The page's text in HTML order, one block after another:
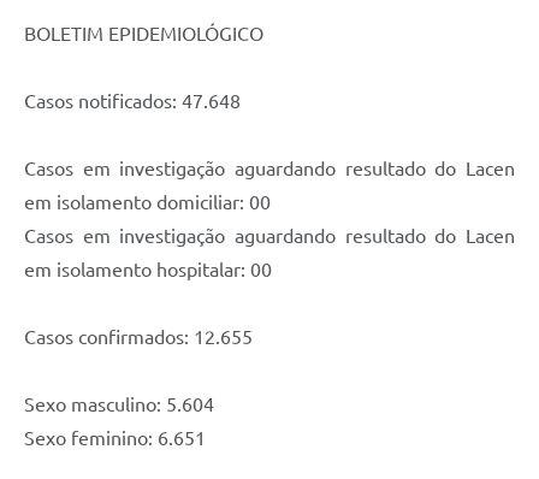
BOLETIM EPIDEMIOLÓGICO
Casos notificados: 47.648
Casos em investigação aguardando resultado do Lacen
em isolamento domiciliar: 00
Casos em investigação aguardando resultado do Lacen
em isolamento hospitalar: 00
Casos confirmados: 12.655
Sexo masculino: 5.604
Sexo feminino: 6.651